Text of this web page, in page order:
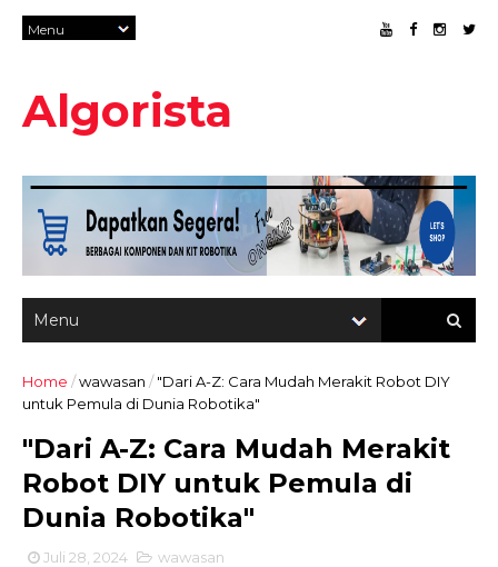
Algorista
Home /wawasan / "Dari A-Z: Cara Mudah Merakit Robot DIY
untuk Pemula di Dunia Robotika"
"Dari A-Z: Cara Mudah Merakit
Robot DIY untuk Pemula di
Dunia Robotika"
Juli 28, 2024 wawasan